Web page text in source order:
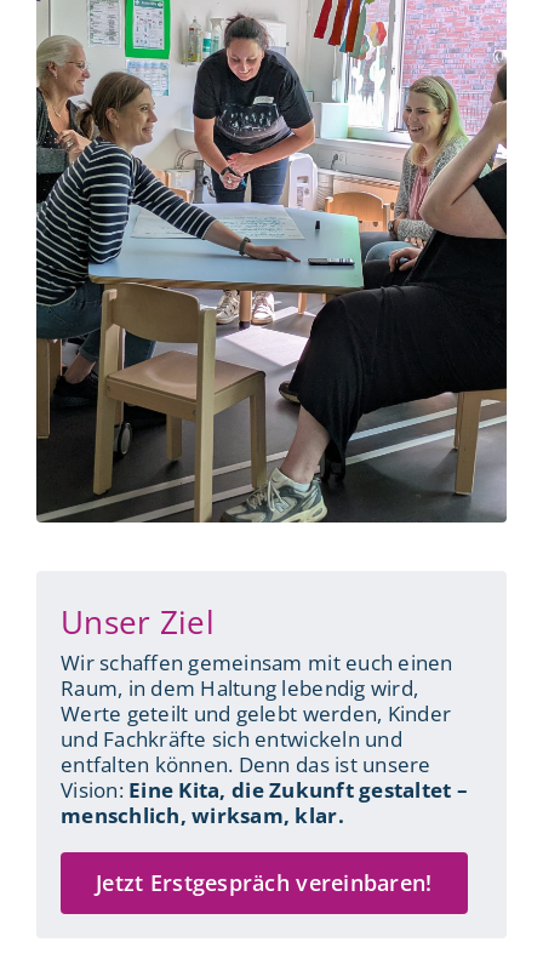
Unser Ziel
Wir schaffen gemeinsam mit euch einen
Raum, in dem Haltung lebendig wird,
Werte geteilt und gelebt werden, Kinder
und Fachkräfte sich entwickeln und
entfalten können. Denn das ist unsere
Vision: Eine Kita, die Zukunft gestaltet –
menschlich, wirksam, klar.
Jetzt Erstgespräch vereinbaren!